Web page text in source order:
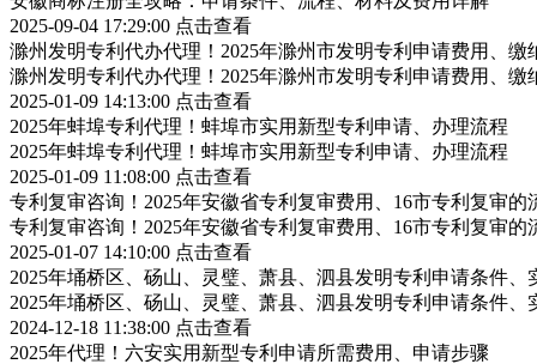
2025-09-04 17:29:00 点击查看
滁州发明专利代办代理！2025年滁州市发明专利申请费用、缴
滁州发明专利代办代理！2025年滁州市发明专利申请费用、缴
2025-01-09 14:13:00 点击查看
2025年蚌埠专利代理！蚌埠市实用新型专利申请、办理流程
2025年蚌埠专利代理！蚌埠市实用新型专利申请、办理流程
2025-01-09 11:08:00 点击查看
专利复审咨询！2025年安徽省专利复审费用、16市专利复审的
专利复审咨询！2025年安徽省专利复审费用、16市专利复审的
2025-01-07 14:10:00 点击查看
2025年埇桥区、砀山、灵璧、萧县、泗县发明专利申请条件、
2025年埇桥区、砀山、灵璧、萧县、泗县发明专利申请条件、
2024-12-18 11:38:00 点击查看
2025年代理！六安实用新型专利申请所需费用、申请步骤